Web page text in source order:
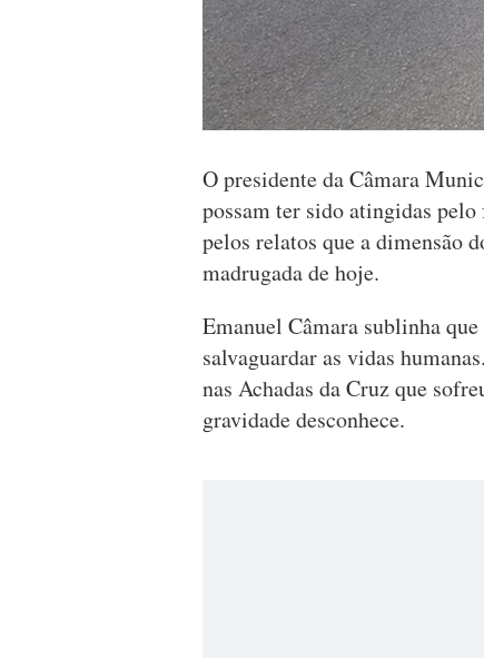
O presidente da Câmara
possam ter sido atingidas
pelos relatos que a dimensão
madrugada de hoje.
Emanuel Câmara sublinha
salvaguardar as vidas
nas Achadas da Cruz que
gravidade desconhece.